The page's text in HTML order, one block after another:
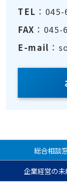
TEL ：
FAX ：
E-mail ：
総合相談
企業経営の